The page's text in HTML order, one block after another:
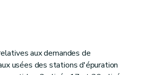
aux demandes de
usées des stations d'épuration